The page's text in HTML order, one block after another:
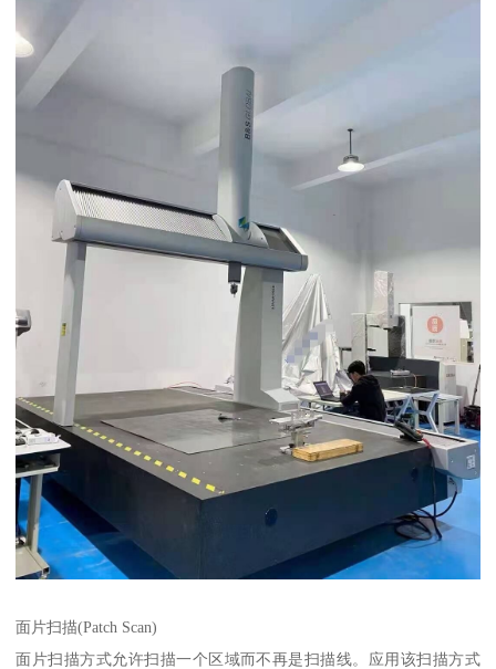
面片扫描(Patch Scan)
面片扫描方式允许扫描一个区域而不再是扫描线。应用该扫描方式